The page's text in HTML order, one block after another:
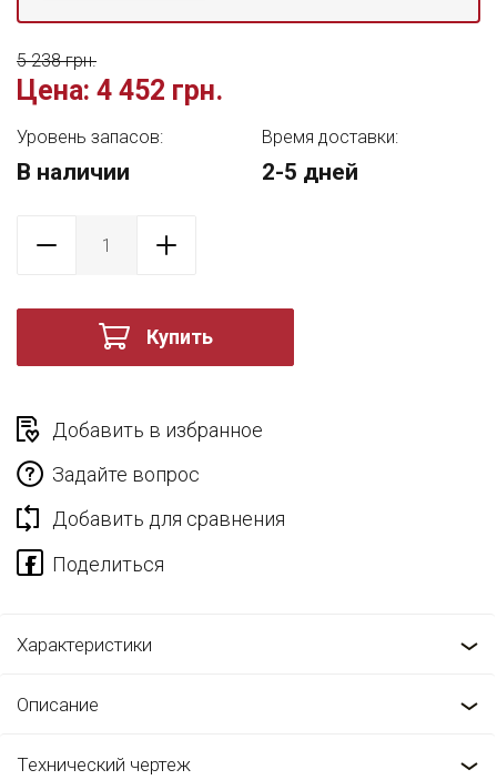
Цена: 4 452 грн.
5 238 грн.
Уровень запасов:
В наличии
Время доставки:
2-5 дней
Купить
Добавить в избранное
Задайте вопрос
Добавить для сравнения
Характеристики
Описание
Технический чертеж